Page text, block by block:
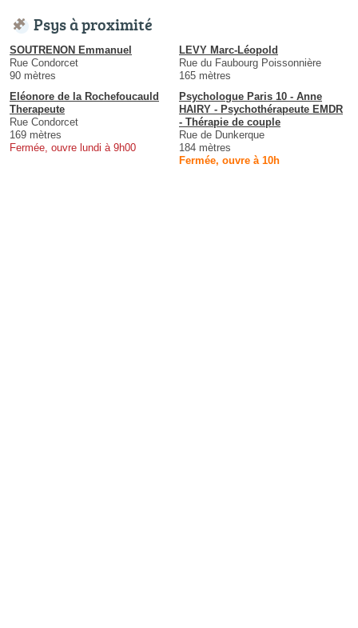
Psys à proximité
SOUTRENON Emmanuel
Rue Condorcet
90 mètres
LEVY Marc-Léopold
Rue du Faubourg Poissonnière
165 mètres
Eléonore de la Rochefoucauld
Therapeute
Rue Condorcet
169 mètres
Fermée, ouvre lundi à 9h00
Psychologue Paris 10 - Anne
HAIRY - Psychothérapeute EMDR
- Thérapie de couple
Rue de Dunkerque
184 mètres
Fermée, ouvre à 10h